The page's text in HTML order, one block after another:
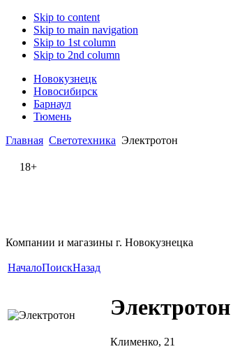
Skip to content
Skip to main navigation
Skip to 1st column
Skip to 2nd column
Новокузнецк
Новосибирск
Барнаул
Тюмень
Главная Светотехника Электротон
18+
Компании и магазины г. Новокузнецка
НачалоПоискНазад
Электротон
Клименко, 21